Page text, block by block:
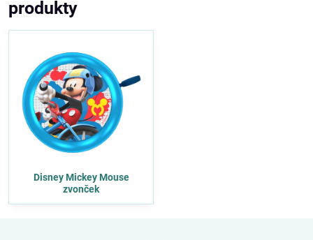
produkty
Disney Mickey Mouse
zvonček